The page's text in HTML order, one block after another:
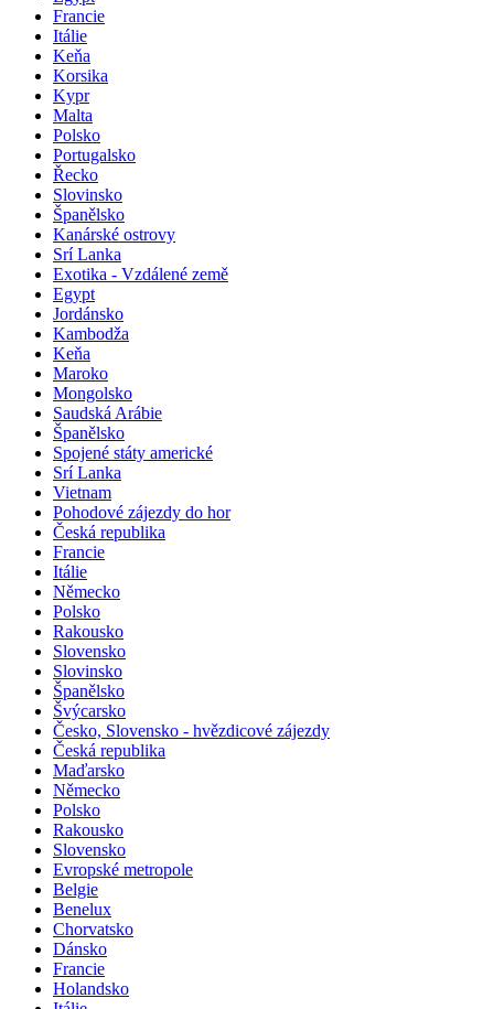
Francie
Itálie
Keňa
Korsika
Kypr
Malta
Polsko
Portugalsko
Řecko
Slovinsko
Španělsko
Kanárské ostrovy
Srí Lanka
Exotika - Vzdálené země
Egypt
Jordánsko
Kambodža
Keňa
Maroko
Mongolsko
Saudská Arábie
Španělsko
Spojené státy americké
Srí Lanka
Vietnam
Pohodové zájezdy do hor
Česká republika
Francie
Itálie
Německo
Polsko
Rakousko
Slovensko
Slovinsko
Španělsko
Švýcarsko
Česko, Slovensko - hvězdicové zájezdy
Česká republika
Maďarsko
Německo
Polsko
Rakousko
Slovensko
Evropské metropole
Belgie
Benelux
Chorvatsko
Dánsko
Francie
Holandsko